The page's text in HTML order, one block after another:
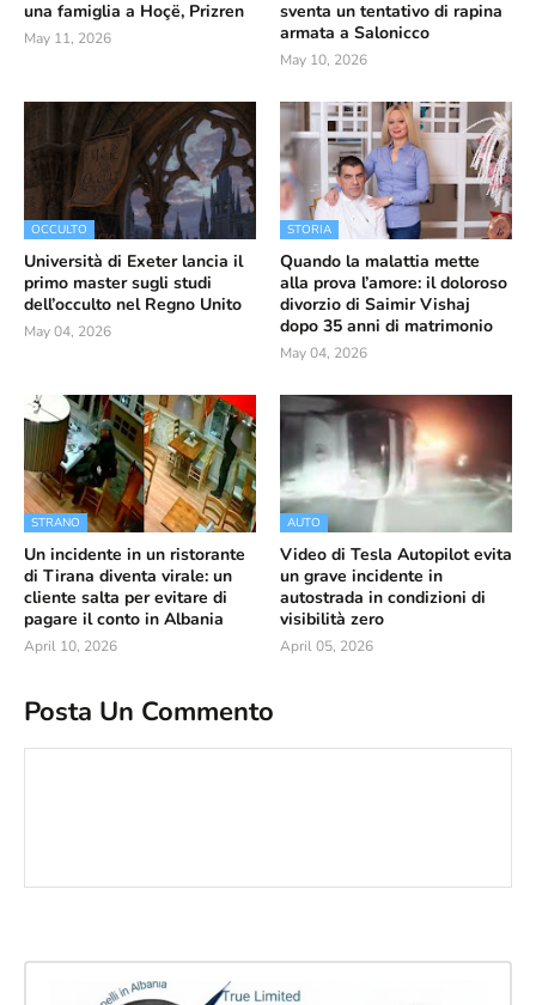
una famiglia a Hoçë, Prizren
May 11, 2026
sventa un tentativo di rapina
armata a Salonicco
May 10, 2026
OCCULTO
Università di Exeter lancia il
primo master sugli studi
dell’occulto nel Regno Unito
May 04, 2026
STORIA
Quando la malattia mette
alla prova l’amore: il doloroso
divorzio di Saimir Vishaj
dopo 35 anni di matrimonio
May 04, 2026
STRANO
Un incidente in un ristorante
di Tirana diventa virale: un
cliente salta per evitare di
pagare il conto in Albania
April 10, 2026
AUTO
Video di Tesla Autopilot evita
un grave incidente in
autostrada in condizioni di
visibilità zero
April 05, 2026
Posta Un Commento